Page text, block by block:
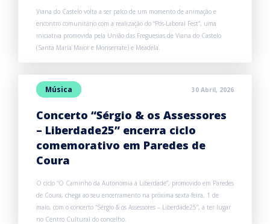
Viana do Castelo volta a ser palco de um momento de animação e
encontro comunitário com a realização do “Pós-Laboral Fest”, uma
iniciativa promovida pela União das Freguesias de Viana do Castelo
(Santa Maria Maior e Monserrate) e Meadela.
Música 30 Abril, 2026
Concerto “Sérgio & os Assessores
– Liberdade25” encerra ciclo
comemorativo em Paredes de
Coura
O ciclo “O Caminho da Autonomia à Liberdade”, promovido em Paredes
de Coura, chega ao seu encerramento na próxima sexta-feira, 1 de
maio, com o concerto “Sérgio & os Assessores – Liberdade25”, a ter lugar
no Centro Cultural do concelho.